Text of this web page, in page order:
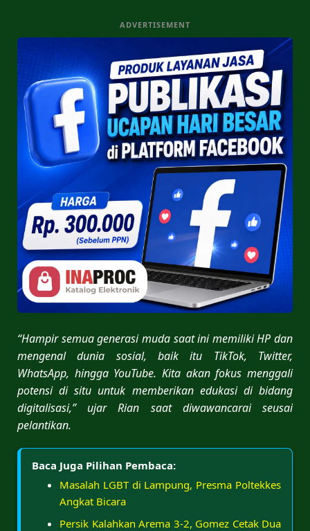
ADVERTISEMENT
“Hampir semua generasi muda saat ini memiliki HP dan
mengenal dunia sosial, baik itu TikTok, Twitter,
WhatsApp, hingga YouTube. Kita akan fokus menggali
potensi di situ untuk memberikan edukasi di bidang
digitalisasi,” ujar Rian saat diwawancarai seusai
pelantikan.
Baca Juga Pilihan Pembaca:
Masalah LGBT di Lampung, Presma Poltekkes
Angkat Bicara
Persik Kalahkan Arema 3-2, Gomez Cetak Dua